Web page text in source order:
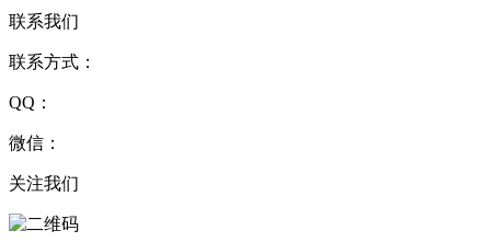
联系我们
联系方式：
QQ：
微信：
关注我们